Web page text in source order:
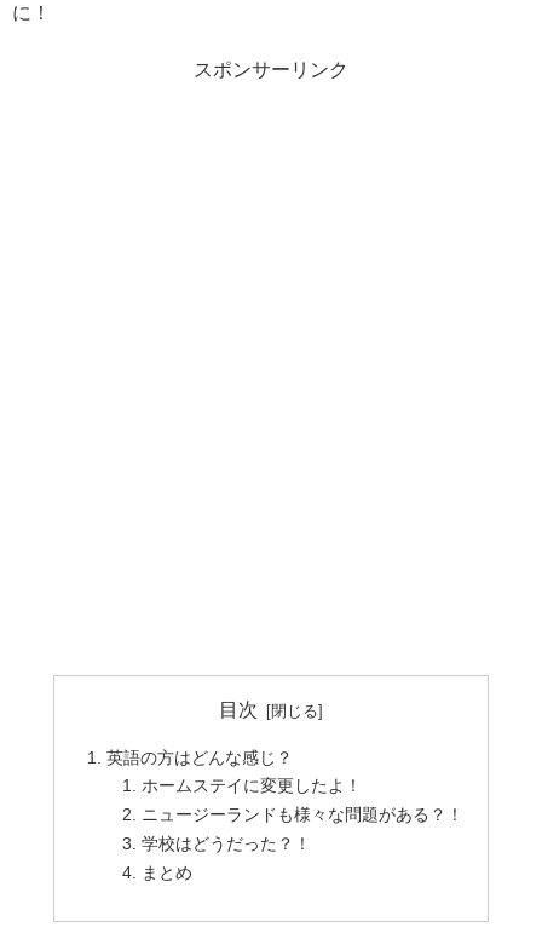
に！
スポンサーリンク
目次
英語の方はどんな感じ？
ホームステイに変更したよ！
ニュージーランドも様々な問題がある？！
学校はどうだった？！
まとめ